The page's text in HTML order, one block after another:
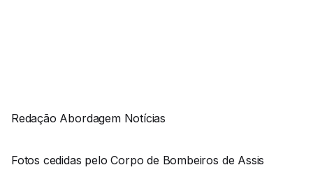
Redação Abordagem Notícias
Fotos cedidas pelo Corpo de Bombeiros de Assis